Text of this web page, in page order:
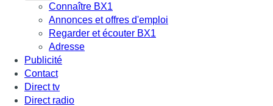
Connaître BX1
Annonces et offres d'emploi
Regarder et écouter BX1
Adresse
Publicité
Contact
Direct tv
Direct radio